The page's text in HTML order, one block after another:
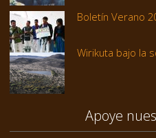
Boletín Verano
Wirikuta bajo la
Apoye